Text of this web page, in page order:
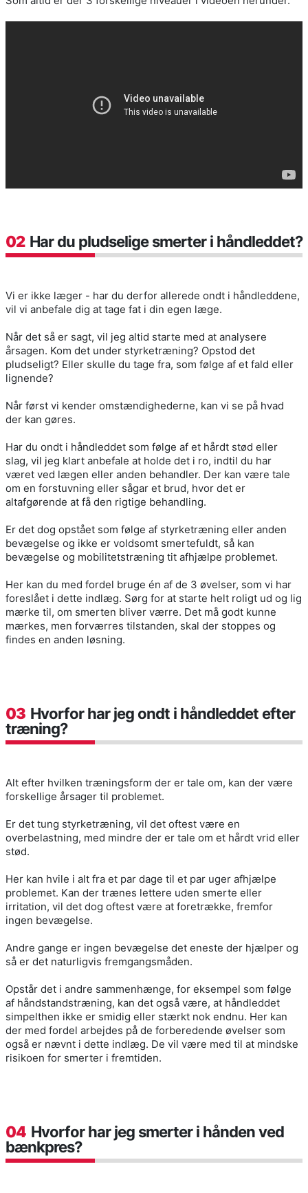
02 Har du pludselige smerter i håndleddet?
Vi er ikke læger - har du derfor allerede ondt i håndleddene,
vil vi anbefale dig at tage fat i din egen læge.
Når det så er sagt, vil jeg altid starte med at analysere
årsagen. Kom det under styrketræning? Opstod det
pludseligt? Eller skulle du tage fra, som følge af et fald eller
lignende?
Når først vi kender omstændighederne, kan vi se på hvad
der kan gøres.
Har du ondt i håndleddet som følge af et hårdt stød eller
slag, vil jeg klart anbefale at holde det i ro, indtil du har
været ved lægen eller anden behandler. Der kan være tale
om en forstuvning eller sågar et brud, hvor det er
altafgørende at få den rigtige behandling.
Er det dog opstået som følge af styrketræning eller anden
bevægelse og ikke er voldsomt smertefuldt, så kan
bevægelse og mobilitetstræning tit afhjælpe problemet.
Her kan du med fordel bruge én af de 3 øvelser, som vi har
foreslået i dette indlæg. Sørg for at starte helt roligt ud og lig
mærke til, om smerten bliver værre. Det må godt kunne
mærkes, men forværres tilstanden, skal der stoppes og
findes en anden løsning.
03 Hvorfor har jeg ondt i håndleddet efter
træning?
Alt efter hvilken træningsform der er tale om, kan der være
forskellige årsager til problemet.
Er det tung styrketræning, vil det oftest være en
overbelastning, med mindre der er tale om et hårdt vrid eller
stød.
Her kan hvile i alt fra et par dage til et par uger afhjælpe
problemet. Kan der trænes lettere uden smerte eller
irritation, vil det dog oftest være at foretrække, fremfor
ingen bevægelse.
Andre gange er ingen bevægelse det eneste der hjælper og
så er det naturligvis fremgangsmåden.
Opstår det i andre sammenhænge, for eksempel som følge
af håndstandstræning, kan det også være, at håndleddet
simpelthen ikke er smidig eller stærkt nok endnu. Her kan
der med fordel arbejdes på de forberedende øvelser som
også er nævnt i dette indlæg. De vil være med til at mindske
risikoen for smerter i fremtiden.
04 Hvorfor har jeg smerter i hånden ved
bænkpres?